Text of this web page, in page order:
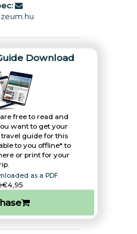
Download
free to read and
want to get your
guide for this
to you offline* to
or print for your
as a PDF.
€4,95